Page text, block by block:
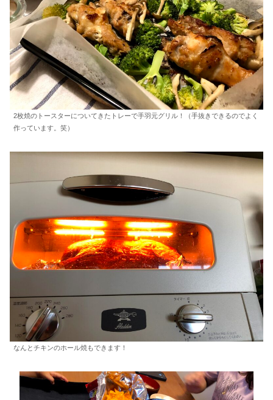
2枚焼のトースターについてきたトレーで手羽元グリル！（手抜きできるのでよく
作っています。笑）
なんとチキンのホール焼もできます！